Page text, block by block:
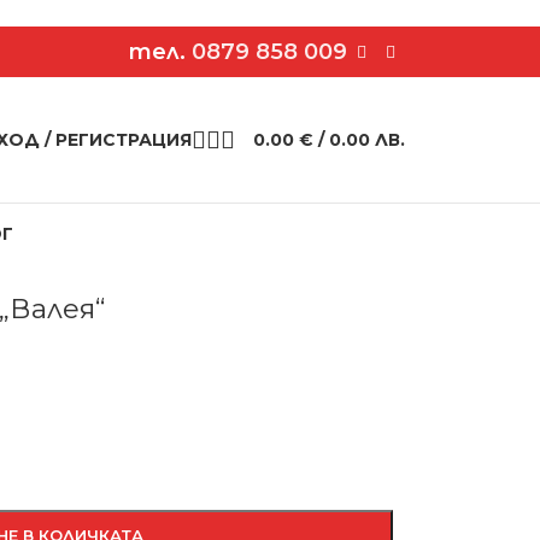
тел. 0879 858 009
/ РЕГИСТРАЦИЯ 0.00 € / 0.00 ЛВ.
В КОЛИЧКАТА